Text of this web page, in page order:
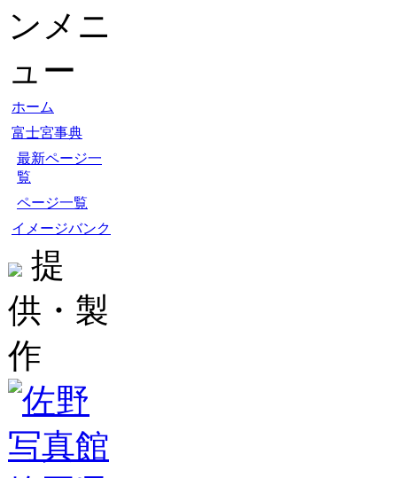
ンメニ
ュー
ホーム
富士宮事典
最新ページ一
覧
ページ一覧
イメージバンク
提
供・製
作